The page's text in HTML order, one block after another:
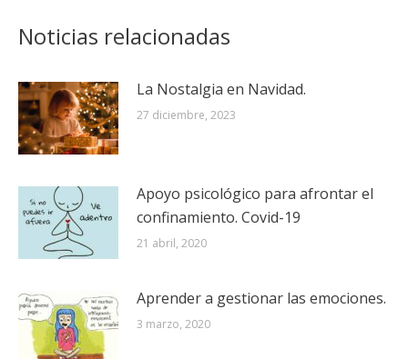
Noticias relacionadas
La Nostalgia en Navidad.
27 diciembre, 2023
Apoyo psicológico para afrontar el
confinamiento. Covid-19
21 abril, 2020
Aprender a gestionar las emociones.
3 marzo, 2020